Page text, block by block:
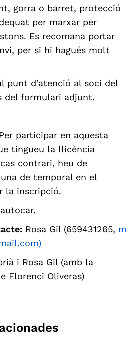
gorra o barret, protecció
per marxar per
Es recomana portar
per si hi hagués molt
punt d’atenció al soci del
del formulari adjunt.
Per participar en aquesta
tingueu la llicència
contrari, heu de
de temporal en el
la inscripció.
Rosa Gil (659431265, m
i Rosa Gil (amb la
Florenci Oliveras)